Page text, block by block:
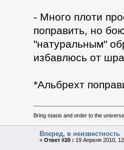
- Много плоти
поправить, но
"натуральным"
избавлюсь от
*Альбрехт
Bring stasis and order to the
Вперед, в неизвестность
«Ответ #20 : 19 Апреля 2010,